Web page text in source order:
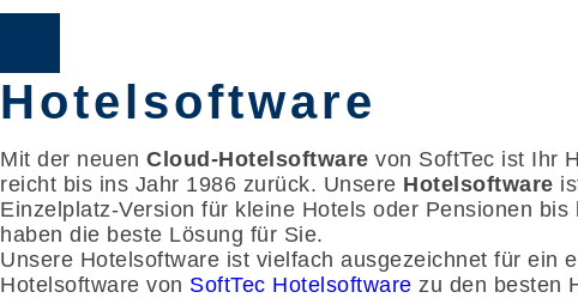
Hotelsoftware
Mit der neuen Cloud-Hotelsoftware von SoftTec ist Ihr
reicht bis ins Jahr 1986 zurück. Unsere Hotelsoftware
Einzelplatz-Version für kleine Hotels oder Pensionen
haben die beste Lösung für Sie.
Unsere Hotelsoftware ist vielfach ausgezeichnet für ein
Hotelsoftware von SoftTec Hotelsoftware zu den besten